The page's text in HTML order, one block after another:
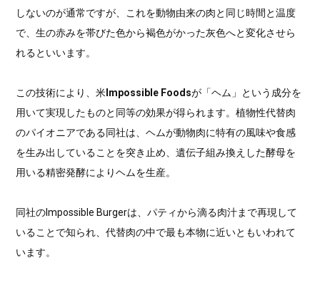
しないのが通常ですが、これを動物由来の肉と同じ時間と温度
で、生の赤みを帯びた色から褐色がかった灰色へと変化させら
れるといいます。
この技術により、米 Impossible Foodsが「ヘム」という成分を
用いて実現したものと同等の効果が得られます。植物性代替肉
のパイオニアである同社は、ヘムが動物肉に特有の風味や食感
を生み出していることを突き止め、遺伝子組み換えした酵母を
用いる精密発酵によりヘムを生産。
同社のImpossible Burgerは、パティから滴る肉汁まで再現して
いることで知られ、代替肉の中で最も本物に近いともいわれて
います。